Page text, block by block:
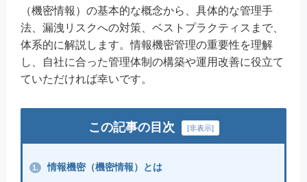
（機密情報）の基本的な概念から、具体的な管理手
法、漏洩リスクへの対策、ベストプラクティスまで、
体系的に解説します。情報機密管理の重要性を理解
し、自社に合った管理体制の構築や運用改善に役立て
ていただければ幸いです。
この記事の目次 [非表示]
1. 情報機密（機密情報）とは